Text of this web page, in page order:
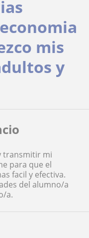
mis
y
transmitir mi
para que el
facil y efectiva.
del alumno/a
a.